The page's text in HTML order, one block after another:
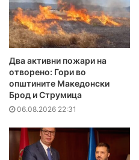
Два активни пожари на
отворено: Гори во
општините Македонски
Брод и Струмица
06.08.2026 22:31